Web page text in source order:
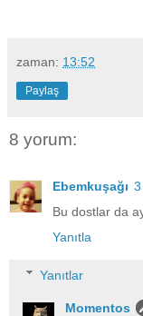
zaman: 13:52
Paylaş
8 yorum:
Ebemkuşağı 3
Bu dostlar da
Yanıtla
Yanıtlar
Momentos